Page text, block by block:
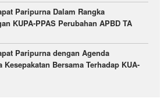
Paripurna Dalam Rangka
KUPA-PPAS Perubahan APBD TA
Paripurna dengan Agenda
Kesepakatan Bersama Terhadap KUA-